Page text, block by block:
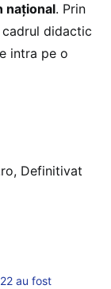
național. Prin
didactic
intra pe o
Definitivat
au fost